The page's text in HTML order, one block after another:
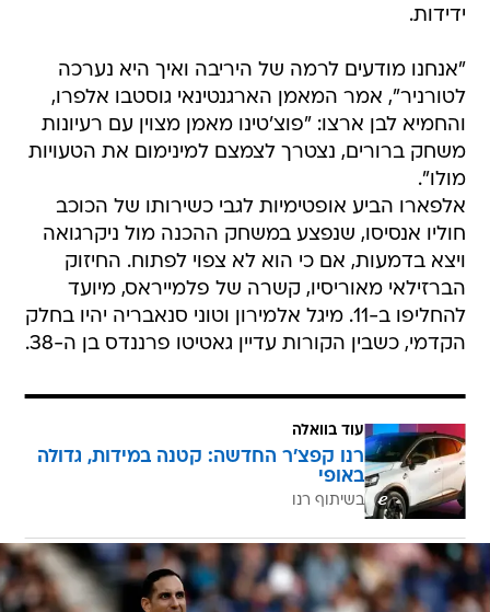
ידידות.
"אנחנו מודעים לרמה של היריבה ואיך היא נערכה
לטורניר", אמר המאמן הארגנטינאי גוסטבו אלפרו,
והחמיא לבן ארצו: "פוצ'טינו מאמן מצוין עם רעיונות
משחק ברורים, נצטרך לצמצם למינימום את הטעויות
מולו".
אלפארו הביע אופטימיות לגבי כשירותו של הכוכב
חוליו אנסיסו, שנפצע במשחק ההכנה מול ניקרגואה
ויצא בדמעות, אם כי הוא לא צפוי לפתוח. החיזוק
הברזילאי מאוריסיו, קשרה של פלמייראס, מיועד
להחליפו ב-11. מיגל אלמירון וטוני סנאבריה יהיו בחלק
הקדמי, כשבין הקורות עדיין גאטיטו פרננדס בן ה-38.
עוד בוואלה
רנו קפצ'ר החדשה: קטנה במידות, גדולה
באופי
בשיתוף רנו